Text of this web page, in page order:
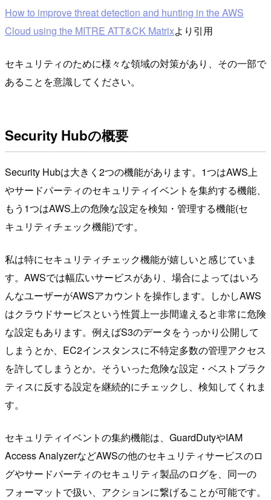
How to improve threat detection and hunting in the AWS
Cloud using the MITRE ATT&CK Matrixより引用
セキュリティのために様々な領域の対策があり、その一部で
あることを意識してください。
Security Hubの概要
Security Hubは大きく2つの機能があります。1つはAWS上
やサードパーティのセキュリティイベントを集約する機能、
もう1つはAWS上の危険な設定を検知・管理する機能(セ
キュリティチェック機能)です。
私は特にセキュリティチェック機能が嬉しいと感じていま
す。AWSでは幅広いサービスがあり、場合によってはいろ
んなユーザーがAWSアカウントを操作します。しかしAWS
はクラウドサービスという性質上一歩間違えると非常に危険
な設定もあります。例えばS3のデータをうっかり公開して
しまうとか、EC2インスタンスに不特定多数の管理アクセス
を許してしまうとか。そういった危険な設定・ベストプラク
ティスに反する設定を継続的にチェックし、検知してくれま
す。
セキュリティイベントの集約機能は、GuardDutyやIAM
Access AnalyzerなどAWSの他のセキュリティサービスのロ
グやサードパーティのセキュリティ製品のログを、同一の
フォーマットで扱い、アクションに繋げることが可能です。